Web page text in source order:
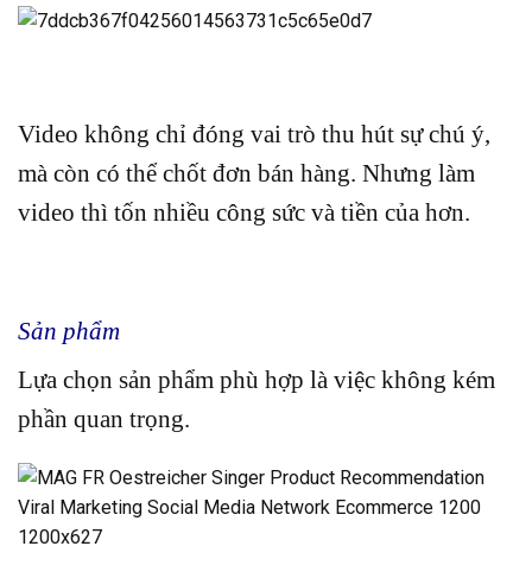
Video không chỉ đóng vai trò thu hút sự chú ý,
mà còn có thể chốt đơn bán hàng. Nhưng làm
video thì tốn nhiều công sức và tiền của hơn.
Sản phẩm
Lựa chọn sản phẩm phù hợp là việc không kém
phần quan trọng.